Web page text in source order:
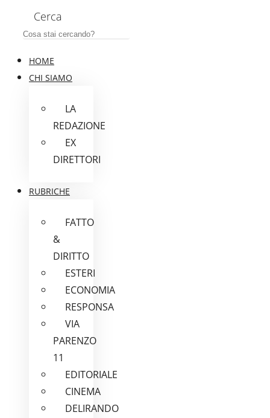
Cerca
HOME
CHI SIAMO
LA
REDAZIONE
EX
DIRETTORI
RUBRICHE
FATTO
&
DIRITTO
ESTERI
ECONOMIA
RESPONSA
VIA
PARENZO
11
EDITORIALE
CINEMA
DELIRANDO